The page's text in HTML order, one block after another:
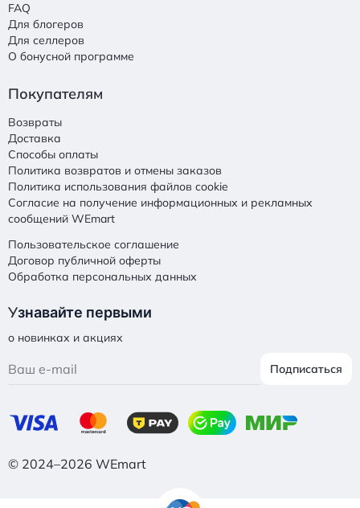
FAQ
Для блогеров
Для селлеров
О бонусной программе
Покупателям
Возвраты
Доставка
Способы оплаты
Политика возвратов и отмены заказов
Политика использования файлов cookie
Согласие на получение информационных и рекламных
сообщений WEmart
Пользовательское соглашение
Договор публичной оферты
Обработка персональных данных
Узнавайте первыми
о новинках и акциях
Подписаться
© 2024–2026 WEmart